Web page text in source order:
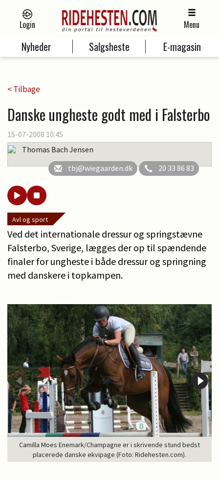
Login Menu
Nyheder Salgsheste E-magasin
< Tilbage
Danske ungheste godt med i Falsterbo
15-07-2008 10:45
Thomas Bach Jensen
tbj@wiegaarden.dk
20 33 86 83
Avl og sport
Ved det internationale dressur og springstævne
Falsterbo, Sverige, lægges der op til spændende
finaler for ungheste i både dressur og springning
med danskere i topkampen.
Camilla Moes Enemark/Champagne er i skrivende stund bedst
placerede danske ekvipage (Foto: Ridehesten.com).